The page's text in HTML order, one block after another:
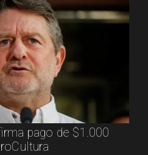
pago de $1.000